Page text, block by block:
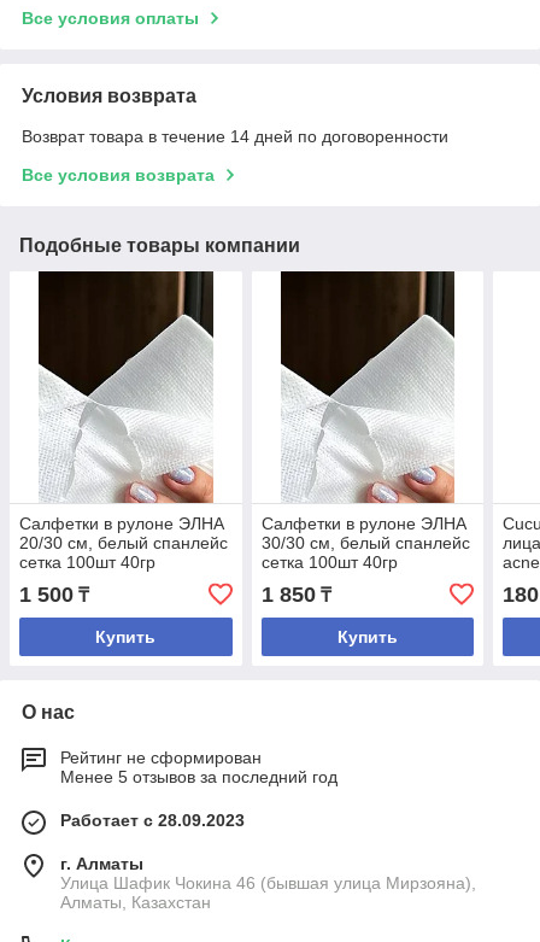
Все условия оплаты
Условия возврата
Возврат товара в течение 14 дней по договоренности
Все условия возврата
Подобные товары компании
Салфетки в рулоне ЭЛНА
20/30 см, белый спанлейс
сетка 100шт 40гр
1 500 ₸
Купить
Салфетки в рулоне ЭЛНА
30/30 см, белый спанлейс
сетка 100шт 40гр
1 850₸
Купить
180
О нас
Рейтинг не сформирован
Менее 5 отзывов за последний год
Работает с 28.09.2023
г. Алматы
Улица Шафик Чокина 46 (бывшая улица Мирзояна),
Алматы, Казахстан